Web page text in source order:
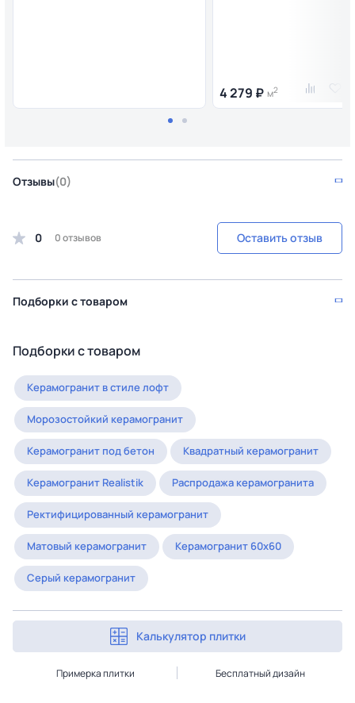
4 279 ₽ м2
Отзывы(0)
0 0 отзывов Оставить отзыв
Подборки с товаром
Подборки с товаром
Керамогранит в стиле лофт
Морозостойкий керамогранит
Керамогранит под бетон Квадратный керамогранит
Керамогранит Realistik Распродажа керамогранита
Ректифицированный керамогранит
Матовый керамогранит Керамогранит 60x60
Серый керамогранит
Калькулятор плитки
Примерка плитки Бесплатный дизайн